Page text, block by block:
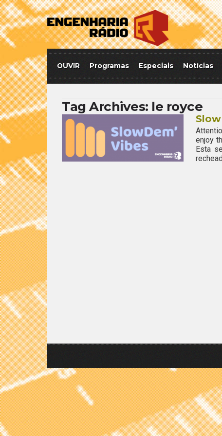
OUVIR Programas Especiais Notícias
Tag Archives: le royce
enjoy
Esta